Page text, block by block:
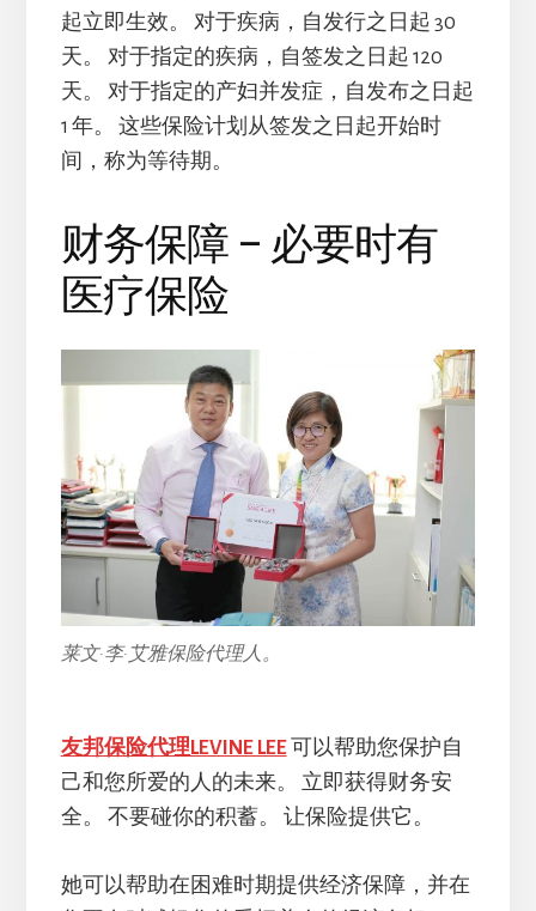
起立即生效。 对于疾病，自发行之日起 30
天。 对于指定的疾病，自签发之日起 120
天。 对于指定的产妇并发症，自发布之日起
1 年。 这些保险计划从签发之日起开始时
间，称为等待期。
财务保障 – 必要时有
医疗保险
莱文·李·艾雅保险代理人。
友邦保险代理LEVINE LEE可以帮助您保护自
己和您所爱的人的未来。 立即获得财务安
全。 不要碰你的积蓄。 让保险提供它。
她可以帮助在困难时期提供经济保障，并在